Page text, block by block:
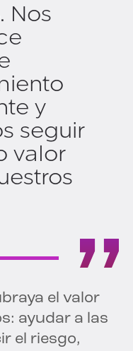
Nos
y
seguir
valor
el valor
ayudar a las
el riesgo,